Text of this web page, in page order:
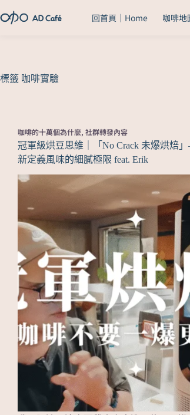
回首頁｜Home 咖啡地
標籤 咖啡實驗
咖啡的十萬個為什麼, 社群轉發內容
冠軍級烘豆思維｜「No Crack 未爆烘焙
新定義風味的細膩極限 feat. Erik